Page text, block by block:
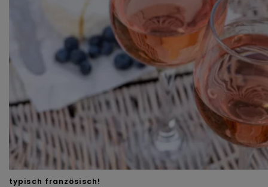
typisch französisch!